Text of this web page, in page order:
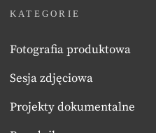
KATEGORIE
Fotografia produktowa
Sesja zdjęciowa
Projekty dokumentalne